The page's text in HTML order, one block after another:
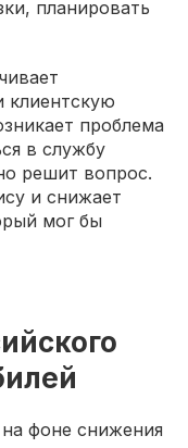
планировать
клиентскую
проблема
в службу
решит вопрос.
и снижает
мог бы
фоне снижения